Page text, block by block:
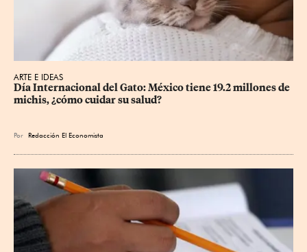
ARTE E IDEAS
Día Internacional del Gato: México tiene 19.2 millones de
michis, ¿cómo cuidar su salud?
Por Redacción El Economista